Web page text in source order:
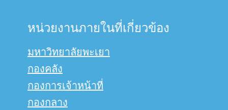
หน่วยงานภายในที่เกี่ยวข้อง
มหาวิทยาลัยพะเยา
กองคลัง
กองการเจ้าหน้าที่
กองกลาง